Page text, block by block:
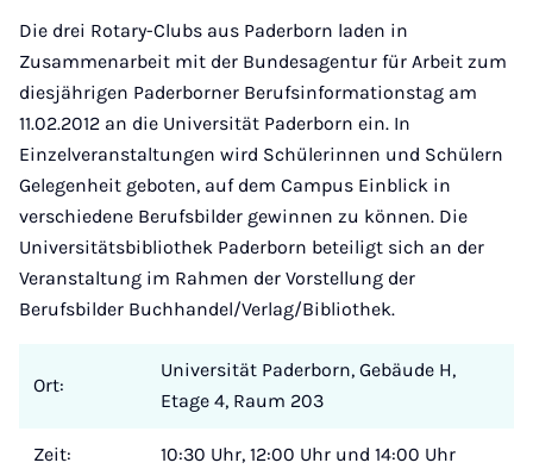
Die drei Rotary-Clubs aus Paderborn laden in
Zusammenarbeit mit der Bundesagentur für Arbeit zum
diesjährigen Paderborner Berufsinformationstag am
11.02.2012 an die Universität Paderborn ein. In
Einzelveranstaltungen wird Schülerinnen und Schülern
Gelegenheit geboten, auf dem Campus Einblick in
verschiedene Berufsbilder gewinnen zu können. Die
Universitätsbibliothek Paderborn beteiligt sich an der
Veranstaltung im Rahmen der Vorstellung der
Berufsbilder Buchhandel/Verlag/Bibliothek.
Ort:
Universität Paderborn, Gebäude H,
Etage 4, Raum 203
Zeit: 10:30 Uhr, 12:00 Uhr und 14:00 Uhr